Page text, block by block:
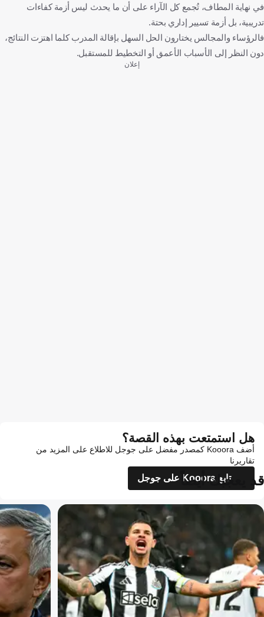
في نهاية المطاف، تُجمع كل الآراء على أن ما يحدث ليس أزمة كفاءات
تدريبية، بل أزمة تسيير إداري بحتة.
فالرؤساء والمجالس يختارون الحل السهل بإقالة المدرب كلما اهتزت النتائج،
دون النظر إلى الأسباب الأعمق أو التخطيط للمستقبل.
إعلان
هل استمتعت بهذه القصة؟
أضف Kooora كمصدر مفضل على جوجل للاطلاع على المزيد من
تقاريرنا
تابع Kooora على جوجل
قد يعجبك أيضاً